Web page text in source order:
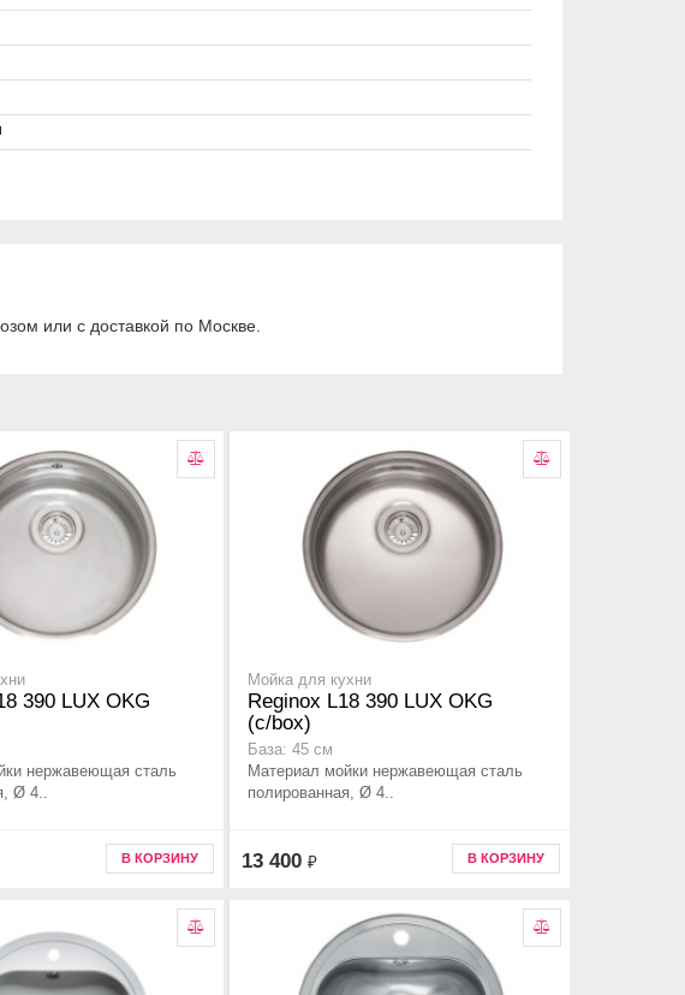
или с доставкой по Москве.
390 LUX OKG
нержавеющая сталь
Ø 4..
В КОРЗИНУ
Мойка для кухни
Reginox L18 390 LUX OKG
(c/box)
База: 45 см
Материал мойки нержавеющая сталь
полированная, Ø 4..
13 400 ₽ В КОРЗИНУ